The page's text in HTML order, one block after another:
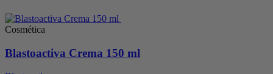
Cosmética
Blastoactiva Crema 150 ml